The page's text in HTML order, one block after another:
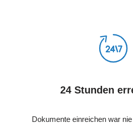
24 Stunden
Dokumente einreichen war